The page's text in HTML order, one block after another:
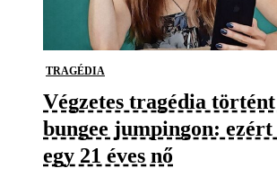
TRAGÉDIA
Végzetes tragédia
bungee jumpingon:
egy 21 éves nő